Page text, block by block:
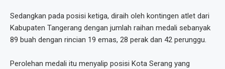
Sedangkan pada posisi ketiga, diraih oleh kontingen atlet dari
Kabupaten Tangerang dengan jumlah raihan medali sebanyak
89 buah dengan rincian 19 emas, 28 perak dan 42 perunggu.
Perolehan medali itu menyalip posisi Kota Serang yang